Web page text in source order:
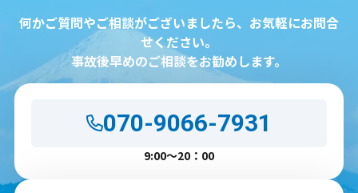
何かご質問やご相談がございましたら、お気軽にお問合
せください。
事故後早めのご相談をお勧めします。
070-9066-7931
9:00～20：00